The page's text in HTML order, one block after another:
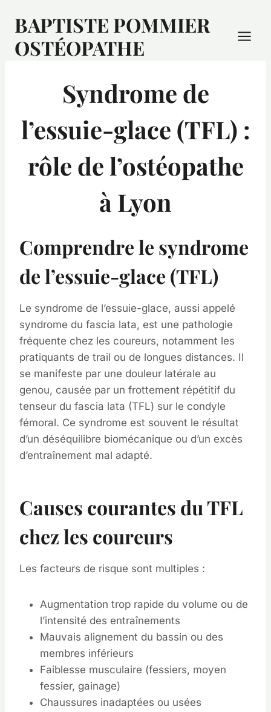
BAPTISTE POMMIER
OSTÉOPATHE
Syndrome de
l’essuie-glace (TFL) :
rôle de l’ostéopathe
à Lyon
Comprendre le syndrome
de l’essuie-glace (TFL)
Le syndrome de l’essuie-glace, aussi appelé
syndrome du fascia lata, est une pathologie
fréquente chez les coureurs, notamment les
pratiquants de trail ou de longues distances. Il
se manifeste par une douleur latérale au
genou, causée par un frottement répétitif du
tenseur du fascia lata (TFL) sur le condyle
fémoral. Ce syndrome est souvent le résultat
d’un déséquilibre biomécanique ou d’un excès
d’entraînement mal adapté.
Causes courantes du TFL
chez les coureurs
Les facteurs de risque sont multiples :
Augmentation trop rapide du volume ou de
l’intensité des entraînements
Mauvais alignement du bassin ou des
membres inférieurs
Faiblesse musculaire (fessiers, moyen
fessier, gainage)
Chaussures inadaptées ou usées